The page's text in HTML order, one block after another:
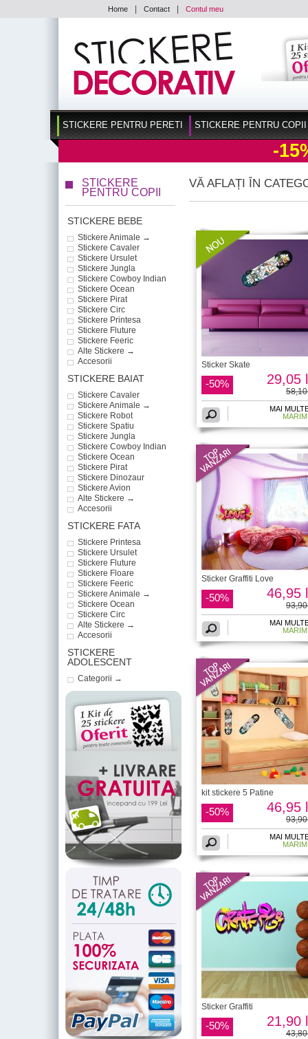
Home Contact Contul meu
STICKERE PENTRU PERETI STICKERE PENTRU COPII
-
STICKERE
PENTRU COPII
STICKERE BEBE
Stickere Animale →
Stickere Cavaler
Stickere Ursulet
Stickere Jungla
Stickere Cowboy Indian
Stickere Ocean
Stickere Pirat
Stickere Circ
Stickere Printesa
Stickere Fluture
Stickere Feeric
Alte Stickere →
Accesorii
STICKERE BAIAT
Stickere Cavaler
Stickere Animale →
Stickere Robot
Stickere Spatiu
Stickere Jungla
Stickere Cowboy Indian
Stickere Ocean
Stickere Pirat
Stickere Dinozaur
Stickere Avion
Alte Stickere →
Accesorii
STICKERE FATA
Stickere Printesa
Stickere Ursulet
Stickere Fluture
Stickere Floare
Stickere Feeric
Stickere Animale →
Stickere Ocean
Stickere Circ
Alte Stickere →
Accesorii
STICKERE
ADOLESCENT
Categorii →
VĂ AFLAȚI ÎN
Sticker Skate
-50% 29,05
MAI
Sticker Graffiti Love
-50% 46,95
MAI
kit stickere 5 Patine
-50% 46,95
MAI
Sticker Graffiti
-50% 21,90